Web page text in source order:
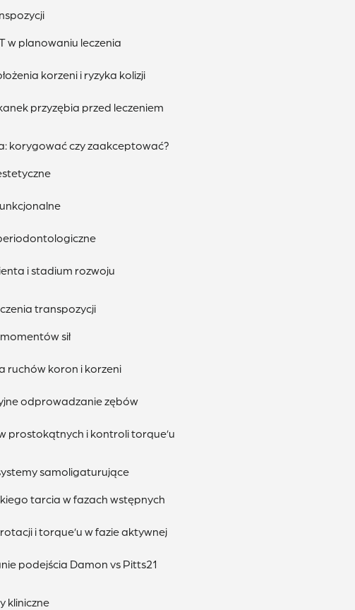
w planowaniu leczenia
korzeni i ryzyka kolizji
przyzębia przed leczeniem
korygować czy zaakceptować?
i stadium rozwoju
transpozycji
sił
ruchów koron i korzeni
odprowadzanie zębów
prostokątnych i kontroli torque’u
samoligaturujące
tarcia w fazach wstępnych
i torque’u w fazie aktywnej
podejścia Damon vs Pitts21
kliniczne